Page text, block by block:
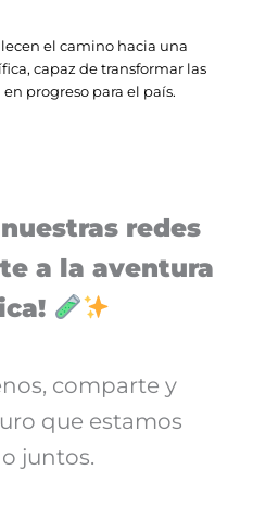
el camino hacia una
capaz de transformar las
progreso para el país.
redes
a la aventura
comparte y
que estamos
juntos.